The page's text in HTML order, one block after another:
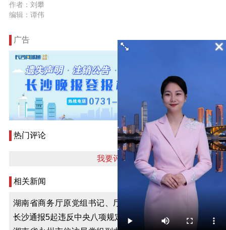
作者：刘攀
编辑：谭伟
广告
热门评论
我要评论
相关新闻
湖南省商务厅原党组书记、厅长徐湘平接受纪律审查和
监察调查
长沙通报5起违反中央八项规定精神典型问题